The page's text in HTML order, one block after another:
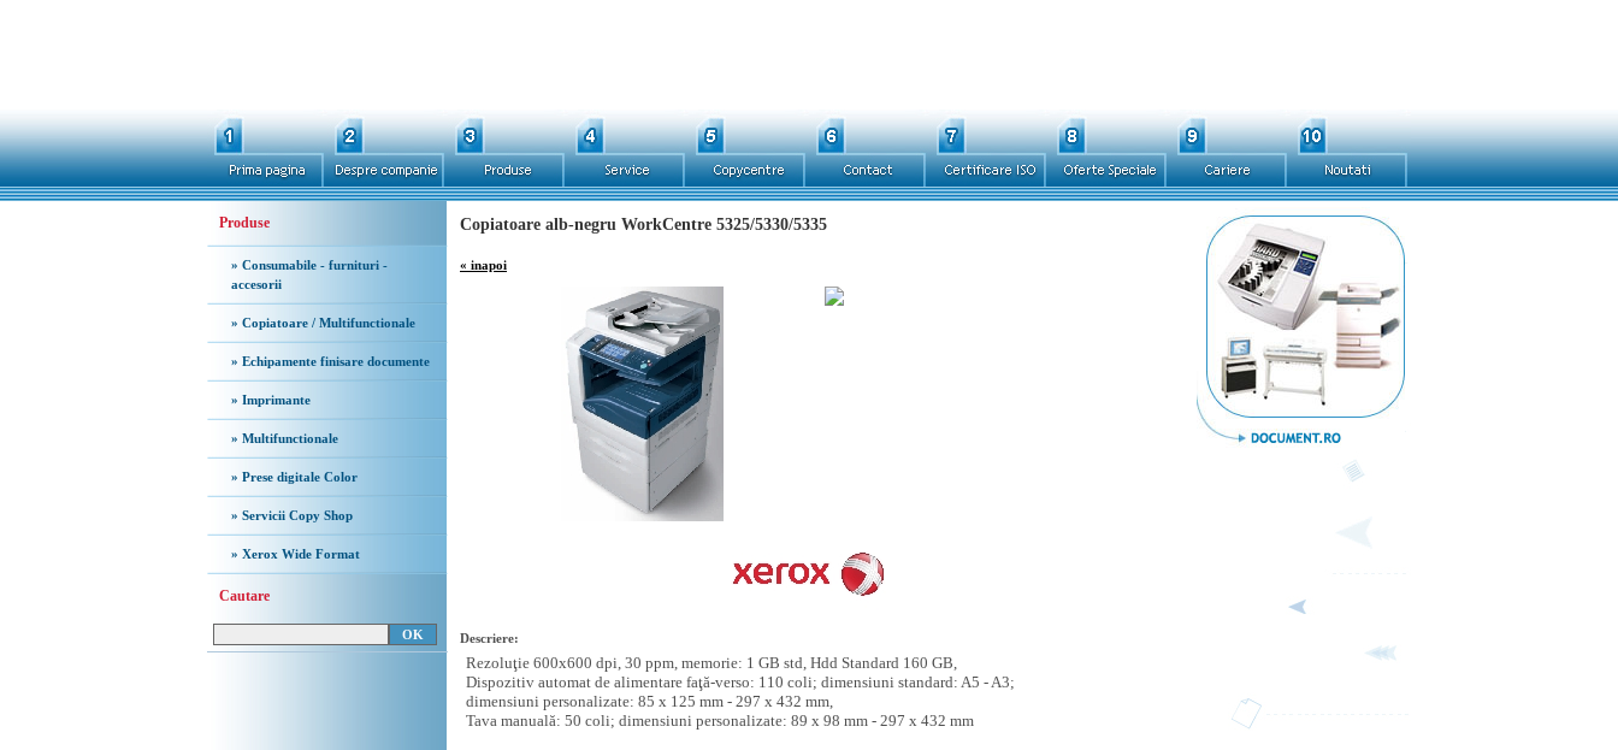
Produse
» Consumabile - furnituri -
accesorii
» Copiatoare / Multifunctionale
» Echipamente finisare documente
» Imprimante
» Multifunctionale
» Prese digitale Color
» Servicii Copy Shop
» Xerox Wide Format
Cautare
Copiatoare alb-negru WorkCentre 5325/5330/5335
« inapoi
Descriere:
Rezoluţie 600x600 dpi, 30 ppm, memorie: 1 GB std, Hdd Standard 160 GB,
Dispozitiv automat de alimentare faţă-verso: 110 coli; dimensiuni standard: A5 - A3;
dimensiuni personalizate: 85 x 125 mm - 297 x 432 mm,
Tava manuală: 50 coli; dimensiuni personalizate: 89 x 98 mm - 297 x 432 mm